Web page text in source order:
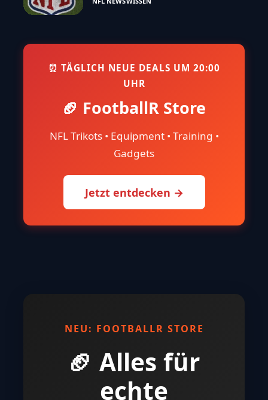
⏰ TÄGLICH NEUE DEALS UM 20:00
UHR
🏈 FootballR Store
NFL Trikots • Equipment • Training •
Gadgets
Jetzt entdecken →
NEU: FOOTBALLR STORE
🏈 Alles für
echte